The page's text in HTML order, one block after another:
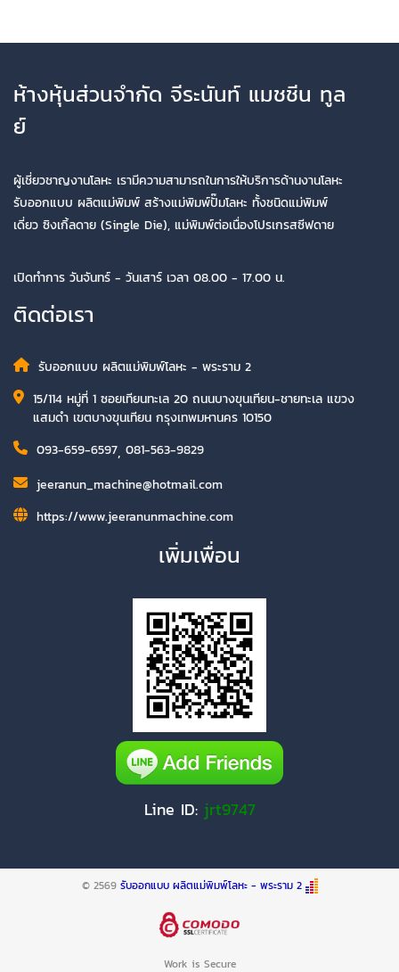
ห้างหุ้นส่วนจำกัด จีระนันท์ แมชชีน ทูล
ย์
ผู้เชี่ยวชาญงานโลหะ เรามีความสามารถในการให้บริการด้านงานโลหะ
รับออกแบบ ผลิตแม่พิมพ์ สร้างแม่พิมพ์ปั๊มโลหะ ทั้งชนิดแม่พิมพ์
เดี่ยว ซิงเกิ้ลดาย (Single Die), แม่พิมพ์ต่อเนื่องโปรเกรสซีฟดาย
เปิดทำการ วันจันทร์ - วันเสาร์ เวลา 08.00 - 17.00 น.
ติดต่อเรา
รับออกแบบ ผลิตแม่พิมพ์โลหะ - พระราม 2
15/114 หมู่ที่ 1 ซอยเทียนทะเล 20 ถนนบางขุนเทียน-ชายทะเล แขวง
แสมดำ เขตบางขุนเทียน กรุงเทพมหานคร 10150
093-659-6597, 081-563-9829
jeeranun_machine@hotmail.com
https://www.jeeranunmachine.com
เพิ่มเพื่อน
Line ID: jrt9747
© 2569 รับออกแบบ ผลิตแม่พิมพ์โลหะ - พระราม 2
Work is Secure